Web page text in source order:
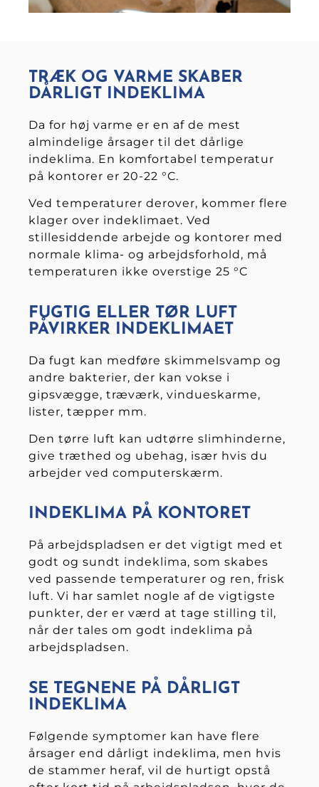
TRÆK OG VARME SKABER
DÅRLIGT INDEKLIMA
Da for høj varme er en af de mest
almindelige årsager til det dårlige
indeklima. En komfortabel temperatur
på kontorer er 20-22 °C.
Ved temperaturer derover, kommer flere
klager over indeklimaet. Ved
stillesiddende arbejde og kontorer med
normale klima- og arbejdsforhold, må
temperaturen ikke overstige 25 °C
FUGTIG ELLER TØR LUFT
PÅVIRKER INDEKLIMAET
Da fugt kan medføre skimmelsvamp og
andre bakterier, der kan vokse i
gipsvægge, træværk, vindueskarme,
lister, tæpper mm.
Den tørre luft kan udtørre slimhinderne,
give træthed og ubehag, især hvis du
arbejder ved computerskærm.
INDEKLIMA PÅ KONTORET
På arbejdspladsen er det vigtigt med et
godt og sundt indeklima, som skabes
ved passende temperaturer og ren, frisk
luft. Vi har samlet nogle af de vigtigste
punkter, der er værd at tage stilling til,
når der tales om godt indeklima på
arbejdspladsen.
SE TEGNENE PÅ DÅRLIGT
INDEKLIMA
Følgende symptomer kan have flere
årsager end dårligt indeklima, men hvis
de stammer heraf, vil de hurtigt opstå